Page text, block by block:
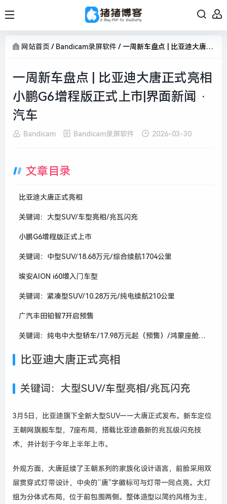
网站首页 / Bandicam录屏软件 / 一周新车盘点 | 比亚迪大唐正式亮相 小鹏G6增程版正式上市|界面新闻 · 汽车
一周新车盘点 | 比亚迪大唐正式亮相
小鹏G6增程版正式上市|界面新闻 ·
汽车
Bandicam Bandicam录屏软件 2026-03-30
文章目录
比亚迪大唐正式亮相
关键词：大型SUV/车型亮相/兆瓦闪充
小鹏G6增程版正式上市
关键词：中型SUV/18.68万元/综合续航1704公里
埃安AION i60增入门车型
关键词：紧凑型SUV/10.28万元/纯电续航210公里
广汽丰田铂智7开启预售
关键词：纯电中大型轿车/17.98万元起（预售）/鸿蒙座舱及智驾
比亚迪大唐正式亮相
关键词：大型SUV/车型亮相/兆瓦闪充
3月5日，比亚迪旗下全新大型SUV——大唐正式发布。新车定位
王朝网旗舰车型， 7座布局，搭载比亚迪最新的兆瓦级闪充技
术，并计划于今年上半年上市。
外观方面，大唐延续了王朝系列的家族化设计语言，前脸采用双
层贯穿式灯带设计，中央的“唐”字徽标可与灯带一同点亮。大灯
组为分体式布局，位于前包围两侧。整体造型以简约风格为主，